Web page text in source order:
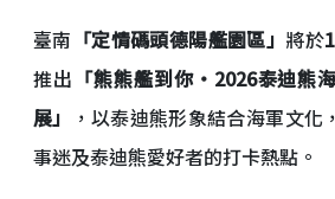
臺南 「定情碼頭德陽艦園區」 將於
推出 「熊熊艦到你・2026泰迪熊
展」
，以泰迪熊形象結合海軍文化
事迷及泰迪熊愛好者的打卡熱點。